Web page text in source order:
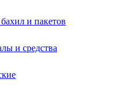
и пакетов
и средства